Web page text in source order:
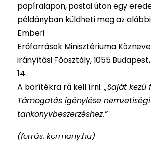
papíralapon, postai úton egy
példányban küldheti meg az
Emberi
Erőforrások Minisztériuma
irányítási Főosztály, 1055 Budapest,
14.
A borítékra rá kell írni: „Saját kezű
Támogatás igénylése nemzetiségi
tankönyvbeszerzéshez.”
(forrás: kormany.hu)